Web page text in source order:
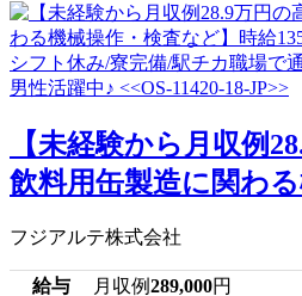
【未経験から月収例
飲料用缶製造に関わ
フジアルテ株式会社
給与 月収例289,000円